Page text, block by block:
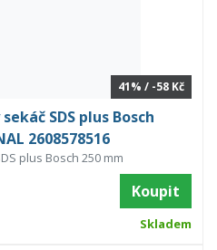
41% / -58 Kč
SDS plus Bosch
2608578516
plus Bosch 250 mm
Koupit
Skladem